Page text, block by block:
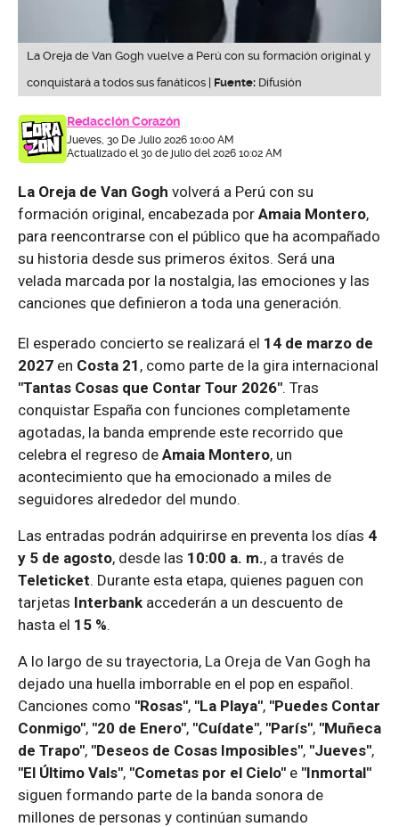
La Oreja de Van Gogh vuelve a Perú con su formación original y
conquistará a todos sus fanáticos | Fuente: Difusión
Redacción Corazón
Jueves, 30 De Julio 2026 10:00 AM
Actualizado el 30 de julio del 2026 10:02 AM
La Oreja de Van Gogh volverá a Perú con su
formación original, encabezada por Amaia Montero,
para reencontrarse con el público que ha acompañado
su historia desde sus primeros éxitos. Será una
velada marcada por la nostalgia, las emociones y las
canciones que definieron a toda una generación.
El esperado concierto se realizará el 14 de marzo de
2027 en Costa 21 , como parte de la gira internacional
"Tantas Cosas que Contar Tour 2026". Tras
conquistar España con funciones completamente
agotadas, la banda emprende este recorrido que
celebra el regreso de Amaia Montero, un
acontecimiento que ha emocionado a miles de
seguidores alrededor del mundo.
Las entradas podrán adquirirse en preventa los días 4
y 5 de agosto, desde las 10:00 a. m., a través de
Teleticket. Durante esta etapa, quienes paguen con
tarjetas Interbank accederán a un descuento de
hasta el 15 %.
A lo largo de su trayectoria, La Oreja de Van Gogh ha
dejado una huella imborrable en el pop en español.
Canciones como "Rosas", "La Playa", "Puedes Contar
Conmigo", "20 de Enero", "Cuídate", "París", "Muñeca
de Trapo", "Deseos de Cosas Imposibles", "Jueves",
"El Último Vals", "Cometas por el Cielo" e "Inmortal"
siguen formando parte de la banda sonora de
millones de personas y continúan sumando